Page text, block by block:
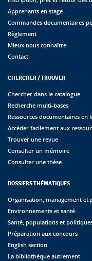
Apprenants en stage
Commandes documentaires
Règlement
Mieux nous connaître
Contact
CHERCHER / TROUVER
Chercher dans le catalogue
Recherche multi-bases
Ressources documentaires en
Accéder facilement aux
Trouver une revue
Consulter un mémoire
Consulter une thèse
DOSSIERS THÉMATIQUES
Organisation, management et
Environnements et santé
Santé, populations et
Préparation aux concours
English section
La bibliothèque autrement